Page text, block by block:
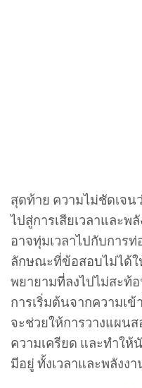
สุดท้าย ความไม่ชัดเจน
ไปสู่การเสียเวลาและพ
อาจทุ่มเวลาไปกับการ
ลักษณะที่ข้อสอบไม่ได้
พยายามที่ลงไปไม่สะท้
การเริ่มต้นจากความเ
จะช่วยให้การวางแผน
ความเครียด และทำให้
มีอยู่ ทั้งเวลาและพลังง